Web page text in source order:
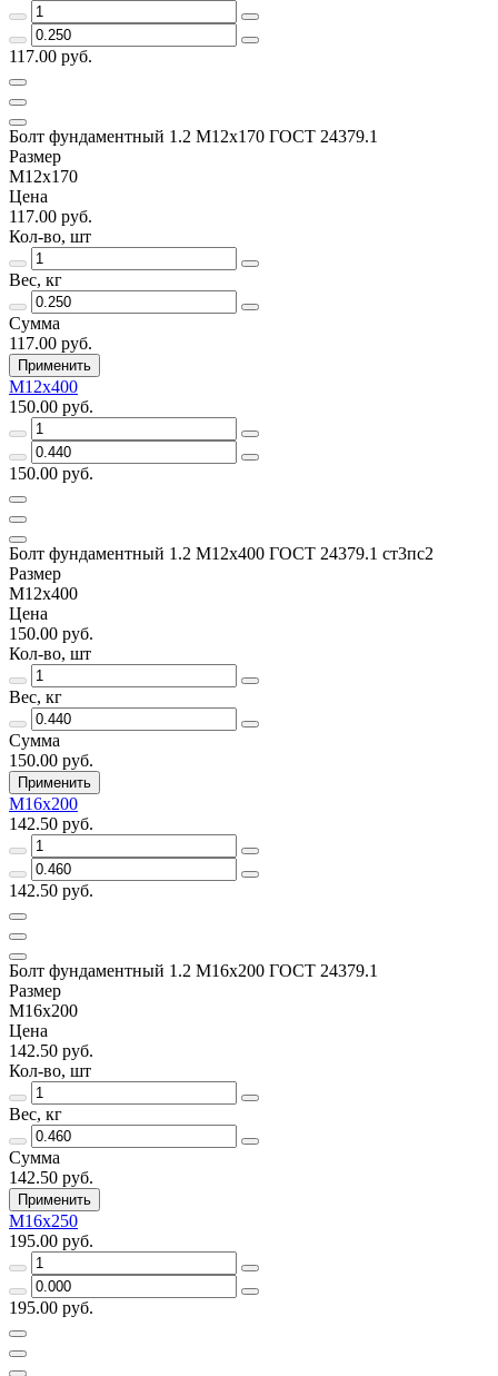
117.00 руб.
Болт фундаментный 1.2 М12х170 ГОСТ 24379.1
Размер
М12х170
Цена
117.00 руб.
Кол-во, шт
Вес, кг
Сумма
117.00 руб.
Применить
М12х400
150.00 руб.
150.00 руб.
Болт фундаментный 1.2 М12х400 ГОСТ 24379.1 ст3пс2
Размер
М12х400
Цена
150.00 руб.
Кол-во, шт
Вес, кг
Сумма
150.00 руб.
Применить
М16х200
142.50 руб.
142.50 руб.
Болт фундаментный 1.2 М16х200 ГОСТ 24379.1
Размер
М16х200
Цена
142.50 руб.
Кол-во, шт
Вес, кг
Сумма
142.50 руб.
Применить
М16х250
195.00 руб.
195.00 руб.